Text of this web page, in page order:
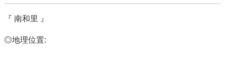
『 南和里 』
◎地理位置: